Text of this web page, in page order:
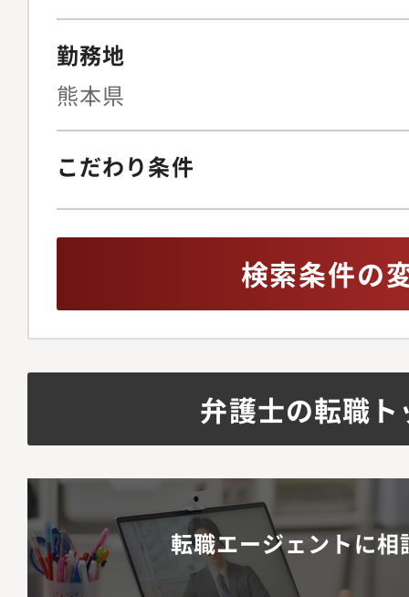
止めない法務」を実
化内部通報制度の整
イアンス違反発生時
ISMSを含む、全社情
報保護体制の監督◆
の法改正を先読みし
プライアンス」研修
的リテラシー向上の
ションの魅力】・代
断に直結するリーガ
能です。・上場前後
て、極めて市場価値
勤務地
熊本県
こだわり条件
検索条件の
弁護士の転職ト
転職エージェントに相